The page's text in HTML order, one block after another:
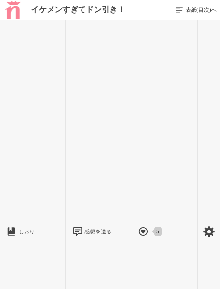
イケメンすぎてドン引き！ 表紙(目次)へ
しおり 感想を送る 5
前のページを表示する